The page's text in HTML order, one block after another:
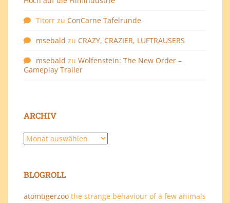
Titorr zu ConCarne Tafelrunde
msebald zu CRAZY, CRAZIER, LUFTRAUSERS
msebald zu Wolfenstein: The New Order –
Gameplay Trailer
ARCHIV
Archiv
BLOGROLL
atomtigerzoo the strange behaviour of a few animals